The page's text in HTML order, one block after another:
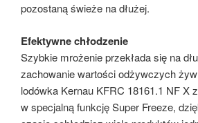
pozostaną świeże na dłużej.
Efektywne chłodzenie
Szybkie mrożenie przekłada się na
zachowanie wartości odżywczych
lodówka Kernau KFRC 18161.1 NF X
w specjalną funkcję Super Freeze,